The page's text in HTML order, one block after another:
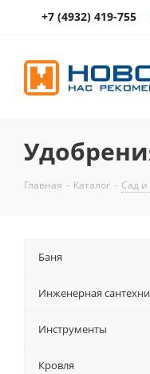
+7 (4932) 419-755
Главная - Каталог - Сад и
Баня
Инженерная
Инструменты
Кровля